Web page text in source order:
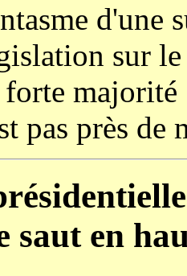
d'une
sur
pas près
saut en